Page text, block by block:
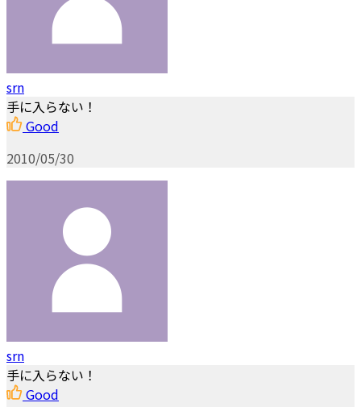
srn
手に入らない！
Good
2010/05/30
srn
手に入らない！
Good